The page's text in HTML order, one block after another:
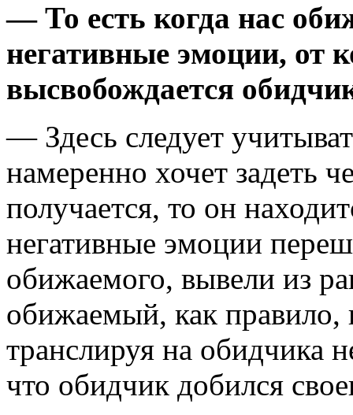
— То есть когда нас
негативные эмоции, от
высвобождается
— Здесь следует
намеренно хочет задеть
получается, то он
негативные эмоции
обижаемого, вывели из
обижаемый, как правило,
транслируя на обидчика
что обидчик добился